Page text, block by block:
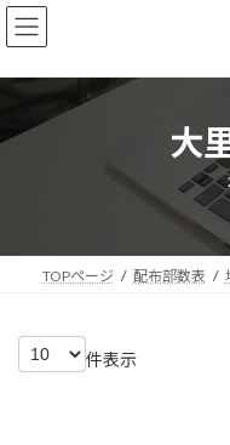
コ
ン
ン
へ
ナ
ビ
ー
ョ
大
:
TOPページ 配布部数表
件表示